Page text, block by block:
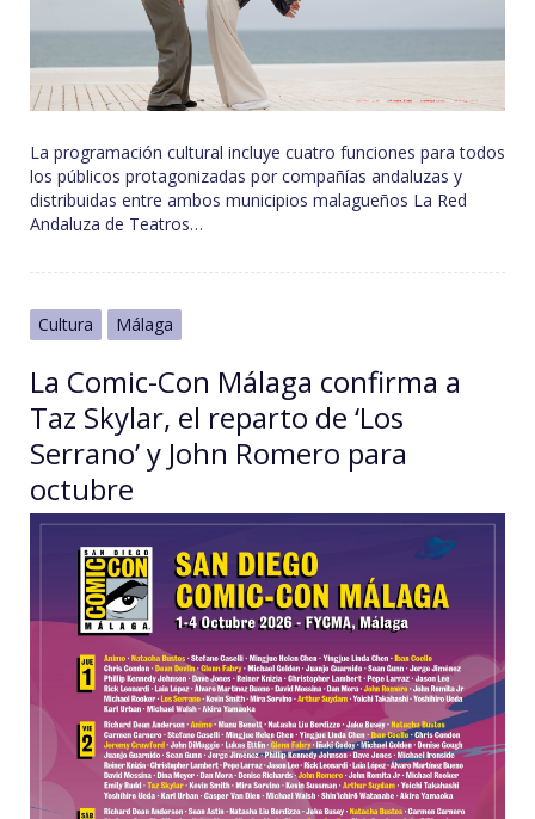
La programación cultural incluye cuatro funciones para todos
los públicos protagonizadas por compañías andaluzas y
distribuidas entre ambos municipios malagueños La Red
Andaluza de Teatros…
Cultura Málaga
La Comic-Con Málaga confirma a
Taz Skylar, el reparto de ‘Los
Serrano’ y John Romero para
octubre